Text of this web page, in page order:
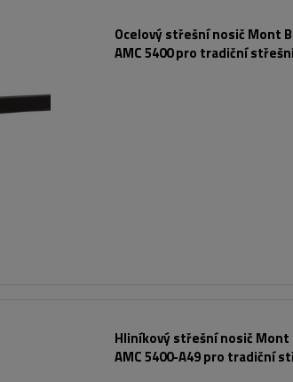
Ocelový střešní nosič Mont
AMC 5400 pro tradiční
Hliníkový střešní nosič Mont
AMC 5400-A49 pro tradiční